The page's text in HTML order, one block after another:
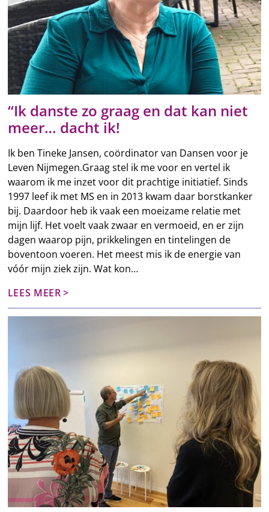
“Ik danste zo graag en dat kan niet
meer… dacht ik!
Ik ben Tineke Jansen, coördinator van Dansen voor je
Leven Nijmegen.Graag stel ik me voor en vertel ik
waarom ik me inzet voor dit prachtige initiatief. Sinds
1997 leef ik met MS en in 2013 kwam daar borstkanker
bij. Daardoor heb ik vaak een moeizame relatie met
mijn lijf. Het voelt vaak zwaar en vermoeid, en er zijn
dagen waarop pijn, prikkelingen en tintelingen de
boventoon voeren. Het meest mis ik de energie van
vóór mijn ziek zijn. Wat kon…
LEES MEER